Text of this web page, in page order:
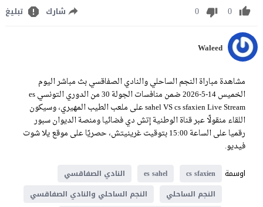
0
0 شارك تبليغ
Waleed
مشاهدة مباراة النجم الساحلي والنادي الصفاقسي بث مباشر اليوم
الخميس 14-5-2026 ضمن منافسات الجولة 30 من الدوري التونسي es
sahel VS cs sfaxien Live Stream على ملعب الطيب المهيري، وسيكون
اللقاء منقولًا عبر قناة الوطنية إتش دي فضائيا ومنصة الديوان سبور
رقميا على الساعة 15:00 بتوقيت غرينيتش، حصريًا على موقع يلا شوت
فيديو.
اوسمة
cs sfaxien
es sahel
النادي الصفاقسي
النجم الساحلي
النجم الساحلي والنادي الصفاقسي